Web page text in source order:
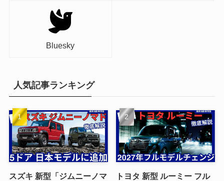
Bluesky
人気記事ランキング
スズキ 新型「ジムニーノマ
トヨタ 新型 ルーミー フル